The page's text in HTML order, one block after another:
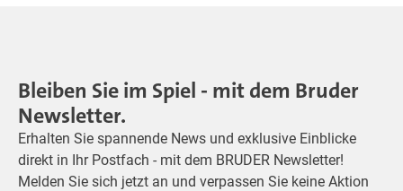
Bleiben Sie im Spiel - mit dem Bruder
Newsletter.
Erhalten Sie spannende News und exklusive Einblicke
direkt in Ihr Postfach - mit dem BRUDER Newsletter!
Melden Sie sich jetzt an und verpassen Sie keine Aktion